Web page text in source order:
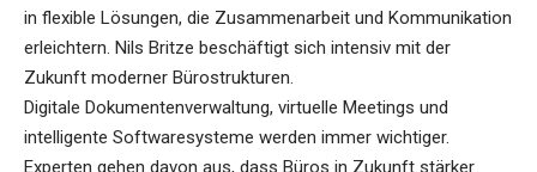
in flexible Lösungen, die Zusammenarbeit und Kommunikation
erleichtern. Nils Britze beschäftigt sich intensiv mit der
Zukunft moderner Bürostrukturen.
Digitale Dokumentenverwaltung, virtuelle Meetings und
intelligente Softwaresysteme werden immer wichtiger.
Experten gehen davon aus, dass Büros in Zukunft stärker